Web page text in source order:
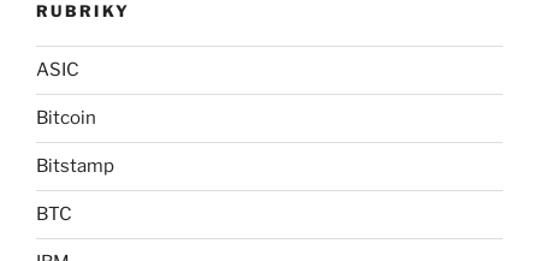
RUBRIKY
ASIC
Bitcoin
Bitstamp
BTC